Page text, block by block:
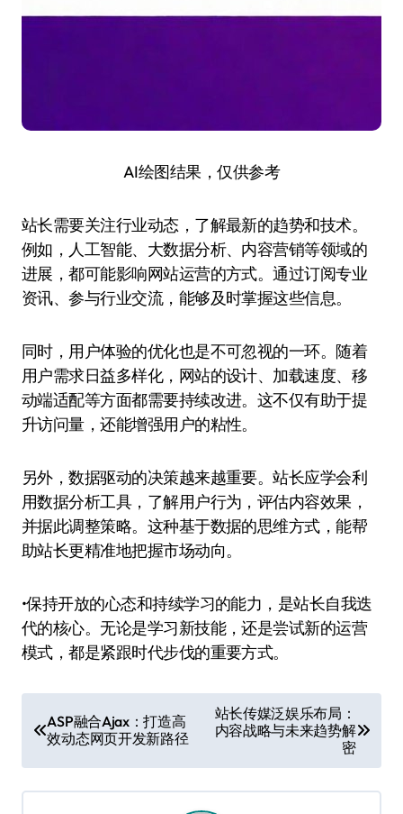
AI绘图结果，仅供参考
站长需要关注行业动态，了解最新的趋势和技术。
例如，人工智能、大数据分析、内容营销等领域的
进展，都可能影响网站运营的方式。通过订阅专业
资讯、参与行业交流，能够及时掌握这些信息。
同时，用户体验的优化也是不可忽视的一环。随着
用户需求日益多样化，网站的设计、加载速度、移
动端适配等方面都需要持续改进。这不仅有助于提
升访问量，还能增强用户的粘性。
另外，数据驱动的决策越来越重要。站长应学会利
用数据分析工具，了解用户行为，评估内容效果，
并据此调整策略。这种基于数据的思维方式，能帮
助站长更精准地把握市场动向。
•保持开放的心态和持续学习的能力，是站长自我迭
代的核心。无论是学习新技能，还是尝试新的运营
模式，都是紧跟时代步伐的重要方式。
章
导
航
ASP融合Ajax：打造高
效动态网页开发新路径
站长传媒泛娱乐布局：
内容战略与未来趋势解
密